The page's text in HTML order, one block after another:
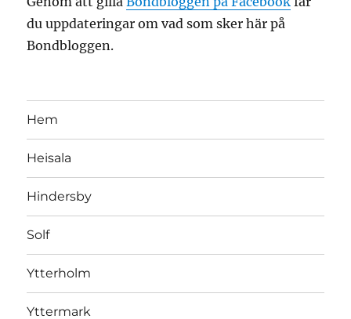
du uppdateringar om vad som sker här på
Bondbloggen.
Hem
Heisala
Hindersby
Solf
Ytterholm
Yttermark